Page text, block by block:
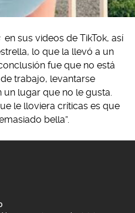
en sus videos de TikTok, así
lo que la llevó a un
fue que no está
trabajo, levantarse
lugar que no le gusta.
le lloviera críticas es que
bella”.